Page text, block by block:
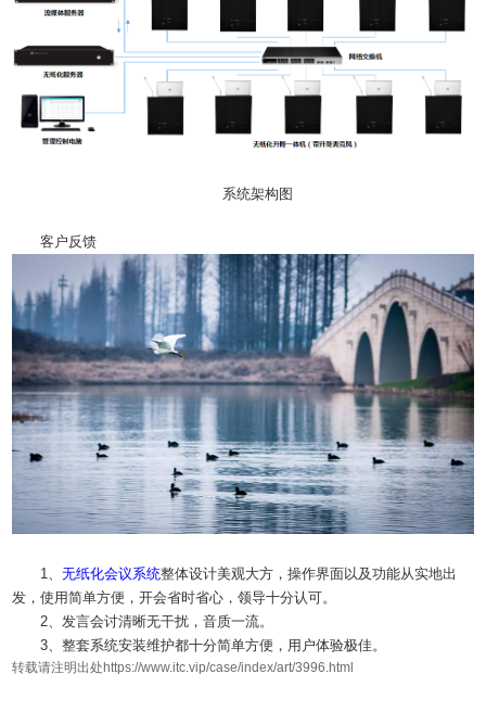
系统架构图
客户反馈
1、 无纸化会议系统整体设计美观大方，操作界面以及功能从实地出
发，使用简单方便，开会省时省心，领导十分认可。
2、发言会讨清晰无干扰，音质一流。
3、整套系统安装维护都十分简单方便，用户体验极佳。
转载请注明出处https://www.itc.vip/case/index/art/3996.html